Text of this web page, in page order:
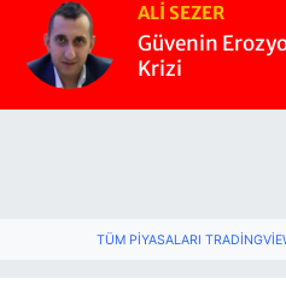
ALI SEZER
Güvenin
Krizi
TÜM PIYASALARI